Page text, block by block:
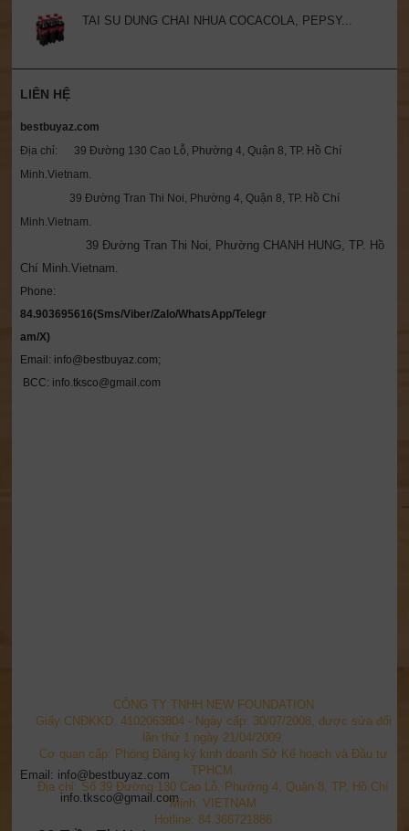
TAI SU DUNG CHAI NHUA COCACOLA, PEPSY...
LIÊN HỆ
bestbuyaz.com
Địa chỉ: 39 Đường 130 Cao Lỗ, Phường 4, Quận 8, TP. Hồ Chí
Minh.Vietnam.
39 Đường Tran Thi Noi, Phường 4, Quận 8, TP. Hồ Chí
Minh.Vietnam.
39 Đường Tran Thi Noi, Phường CHANH HUNG, TP. Hồ
Chí Minh.Vietnam.
84.903695616(Sms/Viber/Zalo/WhatsApp/Telegr
Email: info@bestbuyaz.com;
BCC: info.tksco@gmail.com
Email: info@bestbuyaz.com
info.tksco@gmail.com
CÔNG TY TNHH NEW FOUNDATION
Giấy CNĐKKD: 4102063804 - Ngày cấp: 30/07/2008, được sửa đổi
lần thứ 1 ngày 21/04/2009.
Cơ quan cấp: Phòng Đăng ký kinh doanh Sở Kế hoạch và Đầu tư
TPHCM.
Địa chỉ: Số 39 Đường 130 Cao Lỗ, Phường 4, Quận 8, TP. Hồ Chí
Minh. VIETNAM
Hotline: 84.366721886